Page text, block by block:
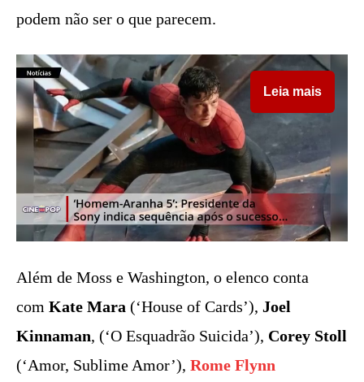
podem não ser o que parecem.
Leia mais
Além de Moss e Washington, o elenco conta
com Kate Mara (‘House of Cards’), Joel
Kinnaman, (‘O Esquadrão Suicida’), Corey Stoll
(‘Amor, Sublime Amor’), Rome Flynn